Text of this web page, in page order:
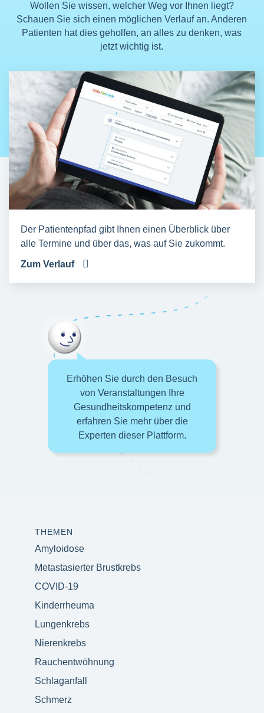
Wollen Sie wissen, welcher Weg vor Ihnen liegt?
Schauen Sie sich einen möglichen Verlauf an. Anderen
Patienten hat dies geholfen, an alles zu denken, was
jetzt wichtig ist.
Der Patientenpfad gibt Ihnen einen Überblick über
alle Termine und über das, was auf Sie zukommt.
Zum Verlauf
Erhöhen Sie durch den Besuch
von Veranstaltungen Ihre
Gesundheitskompetenz und
erfahren Sie mehr über die
Experten dieser Plattform.
THEMEN
Amyloidose
Metastasierter Brustkrebs
COVID-19
Kinderrheuma
Lungenkrebs
Nierenkrebs
Rauchentwöhnung
Schlaganfall
Schmerz